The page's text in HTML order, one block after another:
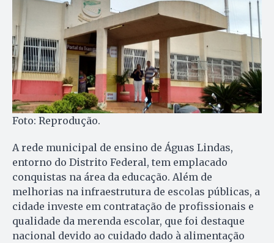
Foto: Reprodução.
A rede municipal de ensino de Águas Lindas,
entorno do Distrito Federal, tem emplacado
conquistas na área da educação. Além de
melhorias na infraestrutura de escolas públicas, a
cidade investe em contratação de profissionais e
qualidade da merenda escolar, que foi destaque
nacional devido ao cuidado dado à alimentação